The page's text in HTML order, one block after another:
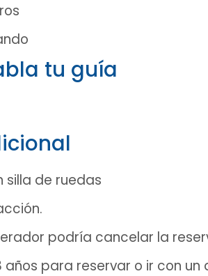
tu guía
silla de ruedas
podría cancelar la
años para reservar o ir con un